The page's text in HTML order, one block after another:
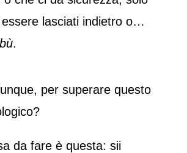
lasciati indietro o…
.
per superare questo
da fare è questa: sii